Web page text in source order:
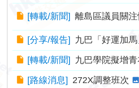
[轉載/新聞] 離島區議員關
[分享/報告] 九巴「好運加
[轉載/新聞] 九巴學院擬增
[路線消息] 272X調整班次